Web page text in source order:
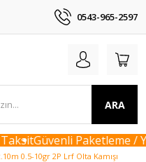
0543-965-2597
ARA
Güvenli Paketleme /
0.5-10gr 2P Lrf Olta Kamışı